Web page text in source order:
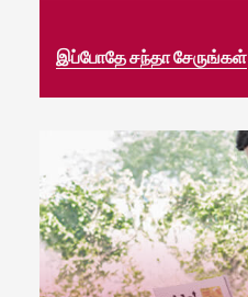
இப்போதே சந்தா சேருங்கள்